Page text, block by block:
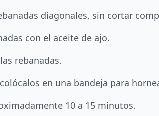
diagonales, sin cortar
con el aceite de ajo.
rebanadas.
en una bandeja para
10 a 15 minutos.